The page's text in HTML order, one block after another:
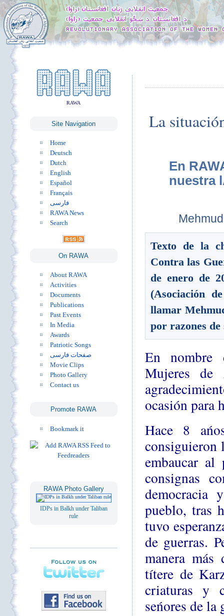
RAWA
Site Navigation
Home
Deutsch
Dutch
English
Español
Français
فارسی
RAWA News
Search
On RAWA
About RAWA
Activities
Documents
Publications
Past Events
In Media
Awards
Patriotic Songs
صفحات فارسی
Movie Clips
Photo Gallery
Contact us
Promote RAWA
Bookmark it
RAWA Photo Gallery
IDPs in Balkh under Taliban
rule
La
En
nuestra
Texto de la
Contra las
de enero de
(Asociación
llamar
por razones de
En nombre
Mujeres de
ocasión para
Hace 8
consiguieron
embaucar
consignas
pueblo, tras
tuvo
de guerras.
manera
títere de
criaturas y
seńores de la